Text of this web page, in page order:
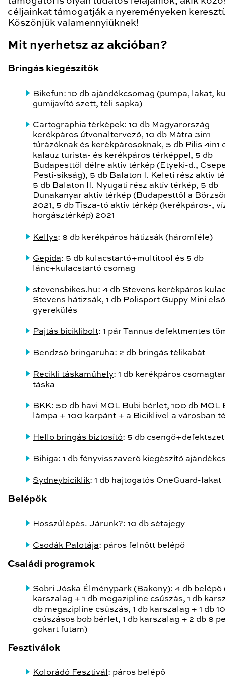
céljainkat támogatják a nyereményeken
Köszönjük valamennyiüknek!
Mit nyerhetsz az akcióban?
Bringás kiegészítők
Bikefun: 10 db ajándékcsomag (pumpa, lakat,
gumijavító szett, téli sapka)
Cartographia térképek: 10 db Magyarország
kerékpáros útvonaltervező, 10 db Mátra 3in1
túrázóknak és kerékpárosoknak, 5 db Pilis 4in1
kalauz turista- és kerékpáros térképpel, 5 db
Budapesttől délre aktív térkép (Etyeki-d.,
Pesti-síkság), 5 db Balaton I. Keleti rész aktív
5 db Balaton II. Nyugati rész aktív térkép, 5 db
Dunakanyar aktív térkép (Budapesttől a
2021, 5 db Tisza-tó aktív térkép (kerékpáros-,
horgásztérkép) 2021
Kellys: 8 db kerékpáros hátizsák (háromféle)
Gepida: 5 db kulacstartó+multitool és 5 db
lánc+kulacstartó csomag
stevensbikes.hu: 4 db Stevens kerékpáros
Stevens hátizsák, 1 db Polisport Guppy Mini első
gyerekülés
Pajtás biciklibolt: 1 pár Tannus defektmentes
Bendzsó bringaruha: 2 db bringás télikabát
Recikli táskaműhely: 1 db kerékpáros
táska
BKK: 50 db havi MOL Bubi bérlet, 100 db MOL
lámpa + 100 karpánt + a Biciklivel a városban
Hello bringás biztosító: 5 db
Bihiga: 1 db fényvisszaverő kiegészítő
Sydneybiciklik: 1 db hajtogatós OneGuard-lakat
Belépők
Hosszúlépés. Járunk?: 10 db sétajegy
Csodák Palotája: páros felnőtt belépő
Családi programok
Sobri Jóska Élménypark (Bakony): 4 db belépő
karszalag + 1 db megazipline csúszás, 1 db
db megazipline csúszás, 1 db karszalag + 1 db 10
csúszásos bob bérlet, 1 db karszalag + 2 db 8
gokart futam)
Fesztiválok
Kolorádó Fesztivál: páros belépő